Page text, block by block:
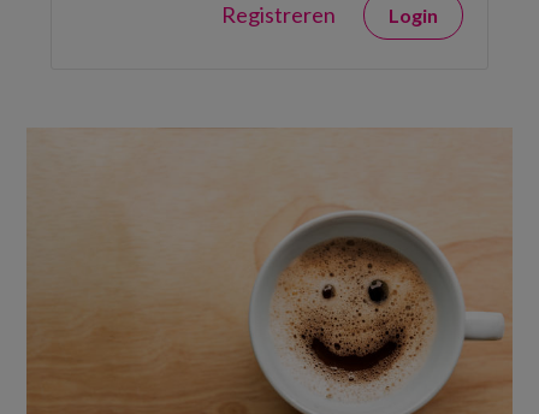
Registreren Login